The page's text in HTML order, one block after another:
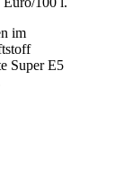
im
Super E5